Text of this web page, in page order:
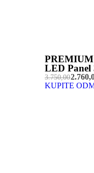
PREMIUM
LED Panel
3.750,00
KUPITE